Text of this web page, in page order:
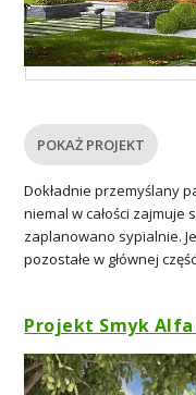
POKAŻ PROJEKT
Dokładnie przemyślany
niemal w całości
zaplanowano sypialnie.
pozostałe w głównej
Projekt Smyk Alfa